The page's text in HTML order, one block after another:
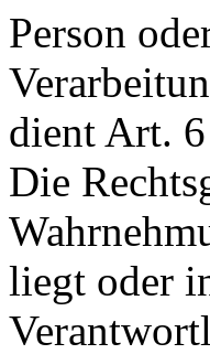
Person
dient Art.
Die
liegt oder